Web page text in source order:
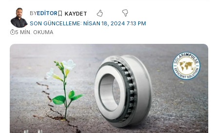
SON GÜNCELLEME: NISAN 18, 2024 7:13 PM
BYEDITOR
5 MIN. OKUMA